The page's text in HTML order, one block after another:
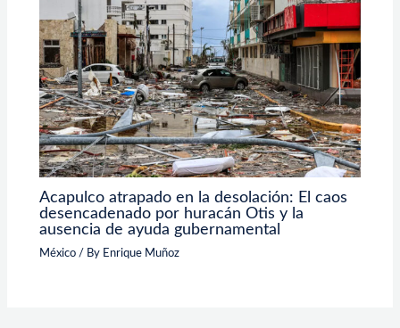
Acapulco atrapado en la desolación: El caos
desencadenado por huracán Otis y la
ausencia de ayuda gubernamental
México / By Enrique Muñoz